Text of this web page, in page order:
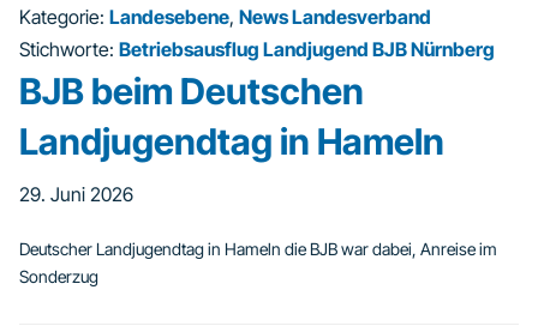
Kategorie: Landesebene, News Landesverband
Stichworte: Betriebsausflug Landjugend BJB Nürnberg
BJB beim Deutschen
Landjugendtag in Hameln
29. Juni 2026
Deutscher Landjugendtag in Hameln die BJB war dabei, Anreise im
Sonderzug